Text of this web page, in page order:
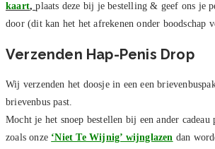
kaart,plaats deze bij je bestelling & geef ons je
door (dit kan het het afrekenen onder boodschap
Verzenden Hap-Penis Drop
Wij verzenden het doosje in een een
brievenbus past.
Mocht je het snoep bestellen bij een ander
zoals onze ‘Niet Te Wijnig’ wijnglazen dan